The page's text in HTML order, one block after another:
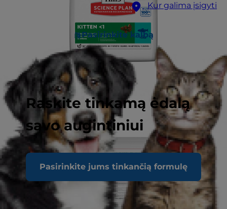
Kur galima įsigyti
Pasirinkite kalbą
Raskite tinkamą ėdalą
savo augintiniui
Pasirinkite jums tinkančią formulę